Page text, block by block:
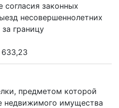
согласия законных
несовершеннолетних
границу
предметом которой
недвижимого имущества